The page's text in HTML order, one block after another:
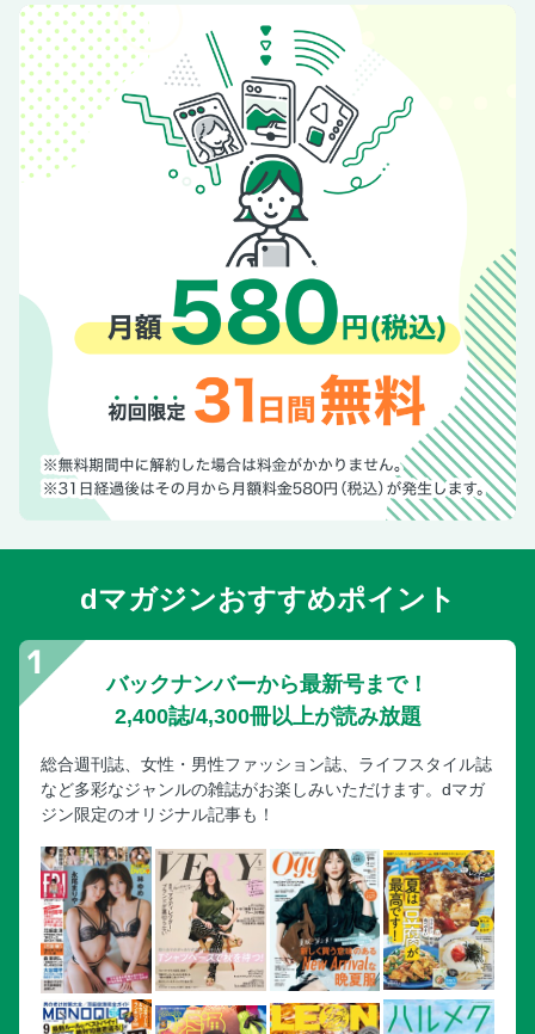
dマガジンおすすめポイント
バックナンバーから最新号まで！
2,400誌/4,300冊以上が読み放題
総合週刊誌、女性・男性ファッション誌、ライフスタイル誌
など多彩なジャンルの雑誌がお楽しみいただけます。dマガ
ジン限定のオリジナル記事も！